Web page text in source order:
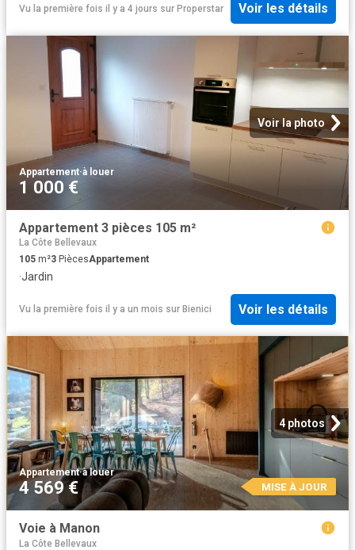
Vu la première fois il y a 4 jours sur Properstar Voir les détails
Voir la photo
Appartement·à louer
1 000 €
Appartement 3 pièces 105 m²
La Côte Bellevaux
105 m²3 PiècesAppartement
·Jardin
Vu la première fois il y a un mois sur Bienici Voir les détails
4 photos
Appartement·à louer
4 569 € MISE À JOUR
Voie à Manon
La Côte Bellevaux